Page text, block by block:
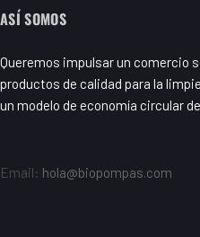
ASÍ SOMOS
Queremos impulsar un comercio
productos de calidad para la
un modelo de economía circular
Email: hola@biopompas.com